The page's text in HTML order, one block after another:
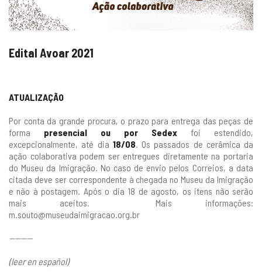
Edital Avoar 2021
ATUALIZAÇÃO
Por conta da grande procura, o prazo para entrega das peças de
forma presencial ou por Sedex foi estendido,
excepcionalmente, até dia 18/08. Os passados de cerâmica da
ação colaborativa podem ser entregues diretamente na portaria
do Museu da Imigração. No caso de envio pelos Correios, a data
citada deve ser correspondente à chegada no Museu da Imigração
e não à postagem. Após o dia 18 de agosto, os itens não serão
mais aceitos. Mais informações:
m.souto@museudaimigracao.org.br
--------
(leer en español)